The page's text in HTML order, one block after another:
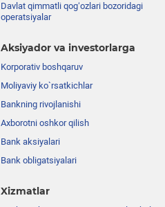
Davlat qimmatli qog‘ozlari bozoridagi
operatsiyalar
Aksiyador va investorlarga
Korporativ boshqaruv
Moliyaviy ko`rsatkichlar
Bankning rivojlanishi
Axborotni oshkor qilish
Bank aksiyalari
Bank obligatsiyalari
Xizmatlar